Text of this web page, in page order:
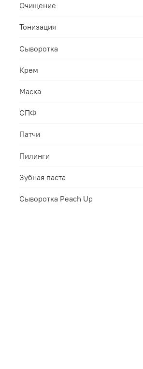
Очищение
Тонизация
Сыворотка
Крем
Маска
СПФ
Патчи
Пилинги
Зубная паста
Сыворотка Peach Up